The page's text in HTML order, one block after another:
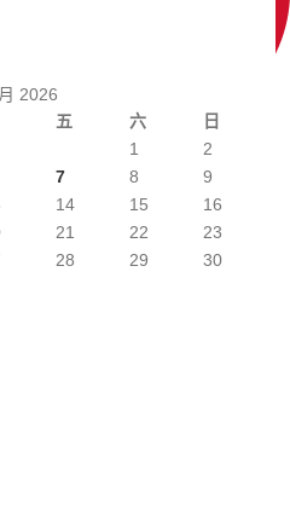
2026
五 六 日
1
2
7 8
9
14 15
16
21 22
23
28 29
30